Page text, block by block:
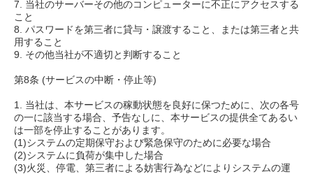
7. 当社のサーバーその他のコンピューターに不正にアクセスする
こと
8. パスワードを第三者に貸与・譲渡すること、または第三者と共
用すること
9. その他当社が不適切と判断すること
第8条 (サービスの中断・停止等)
1. 当社は、本サービスの稼動状態を良好に保つために、次の各号
の一に該当する場合、予告なしに、本サービスの提供全てあるい
は一部を停止することがあります。
(1)システムの定期保守および緊急保守のために必要な場合
(2)システムに負荷が集中した場合
(3)火災、停電、第三者による妨害行為などによりシステムの運